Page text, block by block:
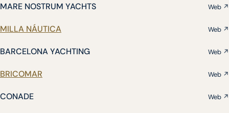
MARE NOSTRUM YACHTS Web ↗
MILLA NÁUTICA Web ↗
BARCELONA YACHTING Web ↗
BRICOMAR Web ↗
CONADE Web ↗